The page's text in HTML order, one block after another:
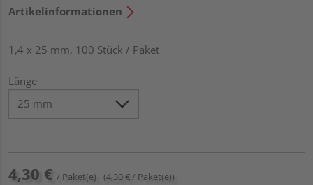
Artikelinformationen
1,4 x 25 mm, 100 Stück / Paket
Länge
4,30 € / Paket(e) (4,30 € / Paket(e))